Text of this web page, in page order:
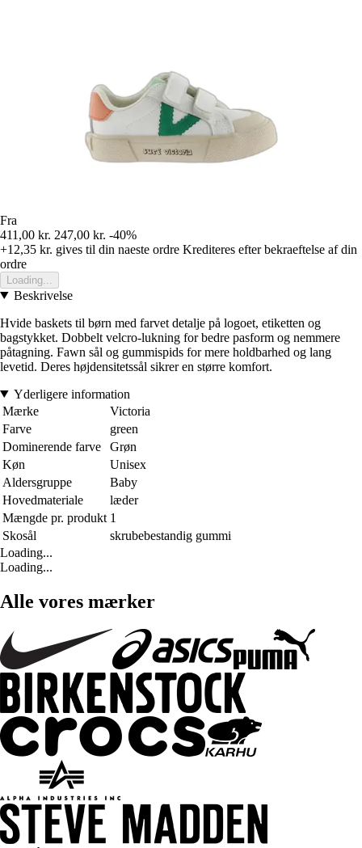
Fra
411,00 kr. 247,00 kr. -40%
+12,35 kr. gives til din naeste ordre Krediteres efter bekraeftelse af din
ordre
Loading...
Beskrivelse
Hvide baskets til børn med farvet detalje på logoet, etiketten og
bagstykket. Dobbelt velcro-lukning for bedre pasform og nemmere
påtagning. Fawn sål og gummispids for mere holdbarhed og lang
levetid. Deres højdensitetssål sikrer en større komfort.
Yderligere information
Mærke
Victoria
Farve
green
Dominerende farve
Grøn
Køn
Unisex
Aldersgruppe
Baby
Hovedmateriale
læder
Mængde pr. produkt 1
Skosål
skrubebestandig gummi
Loading...
Loading...
Alle vores mærker